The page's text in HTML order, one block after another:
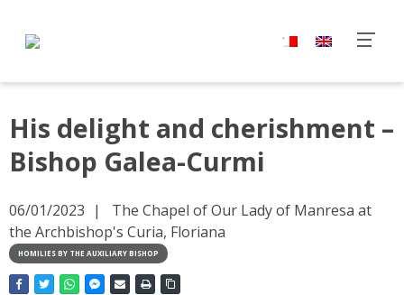
His delight and cherishment –
Bishop Galea-Curmi
06/01/2023
The Chapel of Our Lady of Manresa at
the Archbishop's Curia, Floriana
HOMILIES BY THE AUXILIARY BISHOP